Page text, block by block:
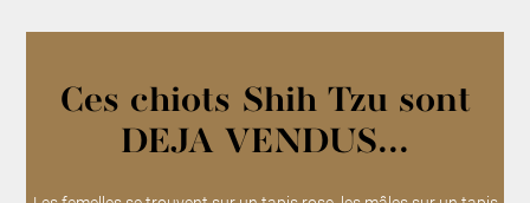
Ces chiots Shih Tzu sont
DEJA VENDUS...